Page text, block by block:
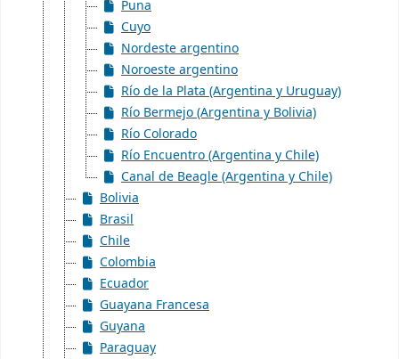
Puna
Cuyo
Nordeste argentino
Noroeste argentino
Río de la Plata (Argentina y Uruguay)
Río Bermejo (Argentina y Bolivia)
Río Colorado
Río Encuentro (Argentina y Chile)
Canal de Beagle (Argentina y Chile)
Bolivia
Brasil
Chile
Colombia
Ecuador
Guayana Francesa
Guyana
Paraguay